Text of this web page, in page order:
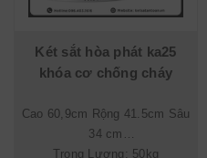
Két sắt hòa phát ka25
khóa cơ chống cháy
Cao 60,9cm Rộng 41.5cm Sâu
34 cm
Trọng Lượng: 50kg